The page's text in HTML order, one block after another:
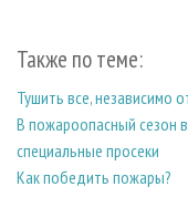
Также по теме:
Тушить все, независимо
В пожароопасный сезон
специальные просеки
Как победить пожары?